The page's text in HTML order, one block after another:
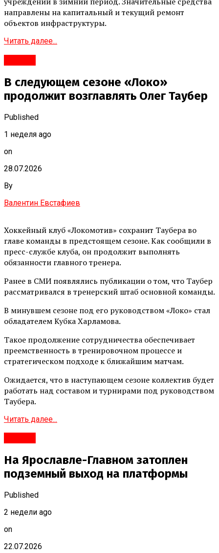
направлены на капитальный и текущий ремонт
объектов инфраструктуры.
Читать далее...
В следующем сезоне «Локо»
продолжит возглавлять Олег Таубер
Published
1 неделя ago
on
28.07.2026
By
Валентин Евстафиев
Хоккейный клуб «Локомотив» сохранит Таубера во
главе команды в предстоящем сезоне. Как сообщили в
пресс-службе клуба, он продолжит выполнять
обязанности главного тренера.
Ранее в СМИ появлялись публикации о том, что Таубер
рассматривался в тренерский штаб основной команды.
В минувшем сезоне под его руководством «Локо» стал
обладателем Кубка Харламова.
Такое продолжение сотрудничества обеспечивает
преемственность в тренировочном процессе и
стратегическом подходе к ближайшим матчам.
Ожидается, что в наступающем сезоне коллектив будет
работать над составом и турнирами под руководством
Таубера.
Читать далее...
На Ярославле-Главном затоплен
подземный выход на платформы
Published
2 недели ago
on
22.07.2026